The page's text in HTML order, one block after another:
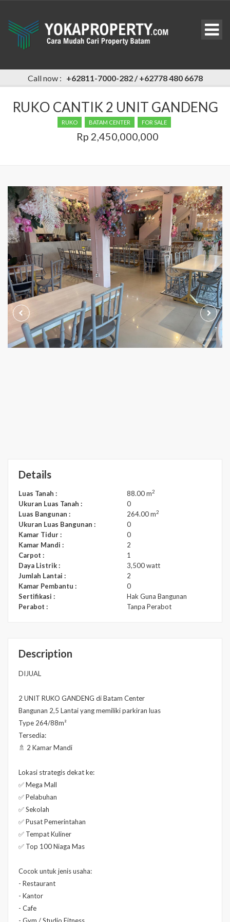
Call now : +62811-7000-282 / +62778 480 6678
RUKO CANTIK 2 UNIT GANDENG
RUKO BATAM CENTER FOR SALE
Rp 2,450,000,000
Details
Luas Tanah : 88.00 m2
Ukuran Luas Tanah :
0
Luas Bangunan :
264.00 m2
Ukuran Luas Bangunan :
0
Kamar Tidur :
0
Kamar Mandi :
2
Carpot :
1
Daya Listrik :
3,500 watt
Jumlah Lantai :
2
Kamar Pembantu :
0
Sertifikasi :
Hak Guna Bangunan
Perabot :
Tanpa Perabot
Description
DIJUAL
2 UNIT RUKO GANDENG di Batam Center
Bangunan 2,5 Lantai yang memiliki parkiran luas
Type 264/88m²
Tersedia:
🚿 2 Kamar Mandi
Lokasi strategis dekat ke:
✅ Mega Mall
✅ Pelabuhan
✅ Sekolah
✅ Pusat Pemerintahan
✅ Tempat Kuliner
✅ Top 100 Niaga Mas
Cocok untuk jenis usaha:
- Restaurant
- Kantor
- Cafe